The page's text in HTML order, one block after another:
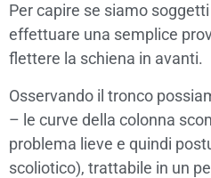
Per capire se siamo soggetti
effettuare una semplice
flettere la schiena in avanti.
Osservando il tronco
– le curve della colonna
problema lieve e quindi
scoliotico), trattabile in un